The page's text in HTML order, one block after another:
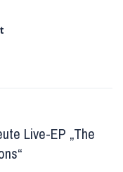
Live-EP „The